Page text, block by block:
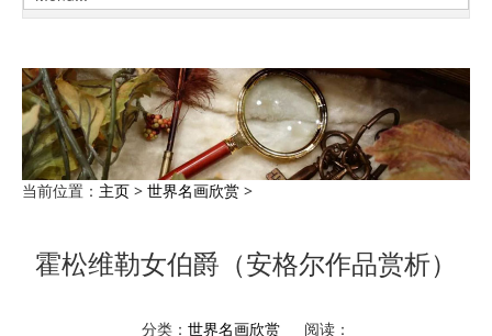
当前位置： 主页 > 世界名画欣赏 >
霍松维勒女伯爵（安格尔作品赏析）
分类： 世界名画欣赏 阅读：